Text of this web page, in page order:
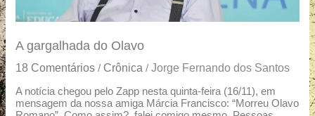
A gargalhada do Olavo
18 Comentários / Crônica /Jorge Fernando dos Santos
A notícia chegou pelo Zapp nesta quinta-feira (16/11), em
mensagem da nossa amiga Márcia Francisco: “Morreu Olavo